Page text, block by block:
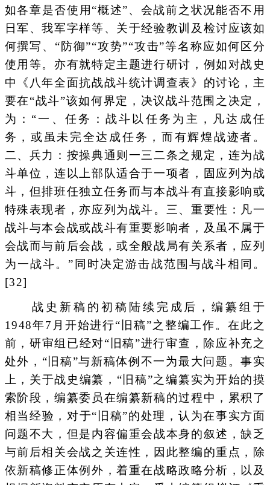
如各章是否使用“概述”、会战前之状况能否不用
日军、我军字样等、关于经验教训及检讨应该如
何撰写、“防御”“攻势”“攻击”等名称应如何区分
使用等。亦有就特定主题进行研讨，例如对战史
中《八年全面抗战战斗统计调查表》的讨论，主
要在“战斗”该如何界定，决议战斗范围之决定，
为：“一、任务：战斗以任务为主，凡达成任
务，或虽未完全达成任务，而有辉煌战迹者。
二、兵力：按操典通则一三二条之规定，连为战
斗单位，连以上部队适合于一项者，固应列为战
斗，但排班任独立任务而与本战斗有直接影响或
特殊表现者，亦应列为战斗。三、重要性：凡一
战斗与本会战或战斗有重要影响者，及虽不属于
会战而与前后会战，或全般战局有关系者，应列
为一战斗。”同时决定游击战范围与战斗相同。
[32]
战史新稿的初稿陆续完成后，编纂组于
1948年7月开始进行“旧稿”之整编工作。在此之
前，研审组已经对“旧稿”进行审查，除应补充之
处外，“旧稿”与新稿体例不一为最大问题。事实
上，关于战史编纂，“旧稿”之编纂实为开始的摸
索阶段，编纂委员在编纂新稿的过程中，累积了
相当经验，对于“旧稿”的处理，认为在事实方面
问题不大，但是内容偏重会战本身的叙述，缺乏
与前后相关会战之关连性，因此整编的重点，除
依新稿修正体例外，着重在战略政略分析，以及